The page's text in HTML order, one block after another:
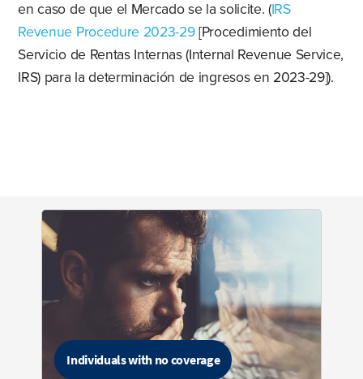
en caso de que el Mercado se la solicite. (IRS
Revenue Procedure 2023-29[Procedimiento del
Servicio de Rentas Internas (Internal Revenue Service,
IRS) para la determinación de ingresos en 2023-29]).
Individuals with no coverage